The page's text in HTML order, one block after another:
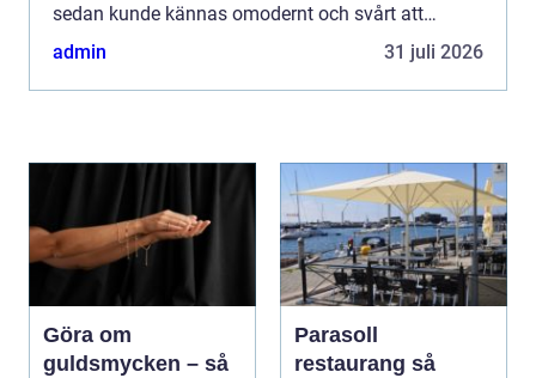
sedan kunde kännas omodernt och svårt att
underhålla, har nu utvecklats...
admin 31 juli 2026
Göra om
guldsmycken – så
Parasoll
restaurang så